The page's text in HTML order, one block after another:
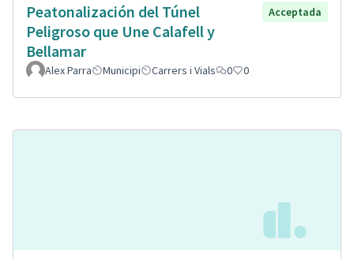
Peatonalización del Túnel
Peligroso que Une Calafell y
Bellamar
Acceptada
Alex Parra Municipi Carrers i Vials 0 0